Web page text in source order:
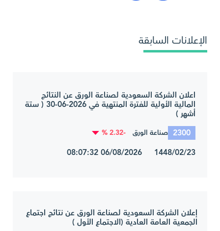
الإعلانات السابقة
اعلان الشركة السعودية لصناعة الورق عن النتائج
المالية الأولية للفترة المنتهية في 2026-06-30 ( ستة
أشهر )
2300 صناعة الورق -2.32 %
1448/02/23 06/08/2026 08:07:32
إعلان الشركة السعودية لصناعة الورق عن نتائج اجتماع
الجمعية العامة العادية (الاجتماع الأول )